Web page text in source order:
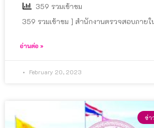
359 รวมเข้าชม
359 รวมเข้าชม ] สำนักงานตรวจสอบภายใ
อ่านต่อ »
February 20, 2023
ข่า